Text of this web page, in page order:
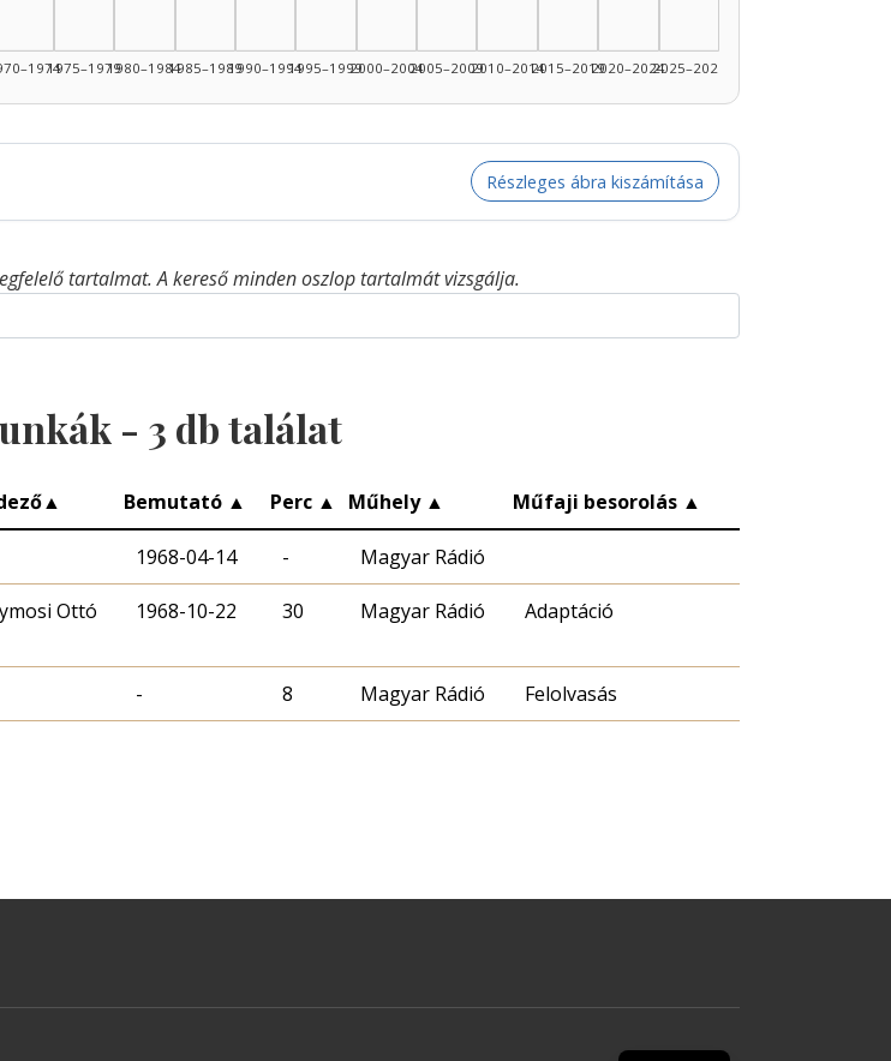
1975–19791980–19841985–19891990–19941995–19992000–20042005–20092010–20142015–20192020–20242025–2026
Részleges ábra kiszámítása
tartalmat. A kereső minden oszlop tartalmát vizsgálja.
- 3 db találat
▲ Bemutató ▲ Perc ▲ Műhely ▲ Műfaji besorolás ▲
1968-04-14 - Magyar Rádió
Ottó 1968-10-22 30 Magyar Rádió Adaptáció
- 8 Magyar Rádió Felolvasás